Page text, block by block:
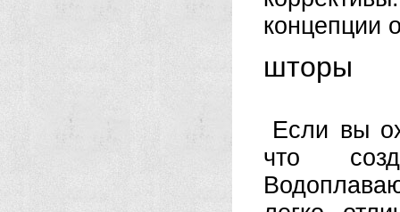
концепции
шторы
Если вы
что